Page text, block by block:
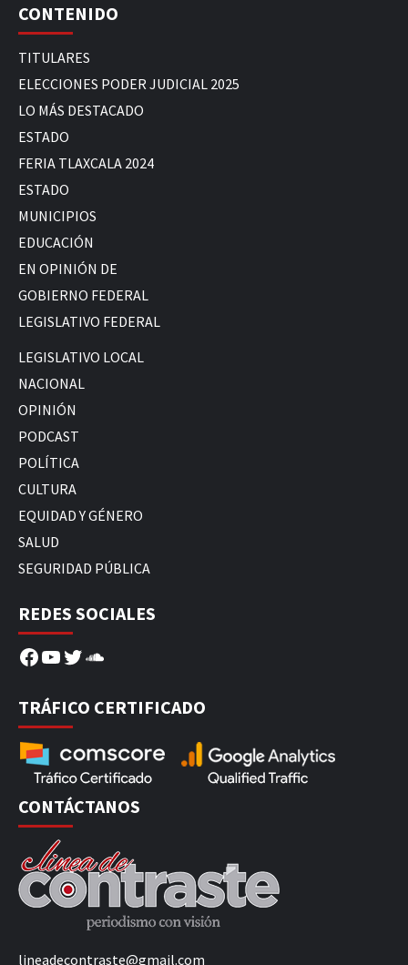
CONTENIDO
TITULARES
ELECCIONES PODER JUDICIAL 2025
LO MÁS DESTACADO
ESTADO
FERIA TLAXCALA 2024
ESTADO
MUNICIPIOS
EDUCACIÓN
EN OPINIÓN DE
GOBIERNO FEDERAL
LEGISLATIVO FEDERAL
LEGISLATIVO LOCAL
NACIONAL
OPINIÓN
PODCAST
POLÍTICA
CULTURA
EQUIDAD Y GÉNERO
SALUD
SEGURIDAD PÚBLICA
REDES SOCIALES
Facebook
YouTube
Twitter
SoundCloud
TRÁFICO CERTIFICADO
CONTÁCTANOS
lineadecontraste@gmail.com